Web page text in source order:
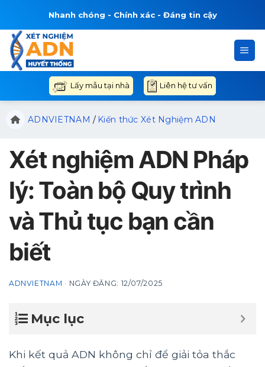
nội
dung
Nhanh chóng - Chính xác - Đáng tin cậy
Lấy mẫu tại nhà Liên hệ tư vấn
ADNVIETNAM / Kiến thức Xét Nghiệm ADN
Xét nghiệm ADN Pháp
lý: Toàn bộ Quy trình
và Thủ tục bạn cần
biết
ADNVIETNAM · NGÀY ĐĂNG: 12/07/2025
Mục lục
Khi kết quả ADN không chỉ để giải tỏa thắc